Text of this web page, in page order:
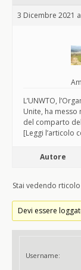
3 Dicembre 2021
L’UNWTO,
Unite, ha
del comparto
[Leggi l’articolo
Autore
Stai vedendo
Devi essere
Username: